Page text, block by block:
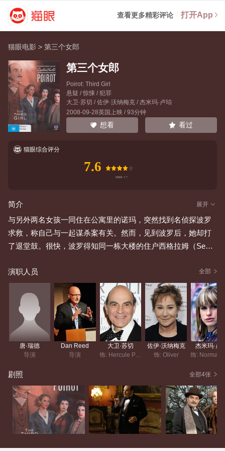
查看更多精彩评论 打开App
猫眼电影 >第三个女郎
第三个女郎
Poirot: Third Girl
悬疑 / 惊悚 / 犯罪
大卫·苏切 /佐伊·沃纳梅克/杰米玛·卢珀
2008-09-28英国上映 / 93分钟
想看 看过
猫眼综合评分
7.6
简介 展开
与另外两名女孩一同住在公寓里的诺玛，突然找到名侦探波罗
求救，称自己与一起谋杀案有关。然而，见到波罗后，她却打
了退堂鼓。很快，波罗得知同一栋大楼的住户西格拉姆（Seagr
与诺玛有关吗？诺玛究竟知道些什么呢？
演职人员 全部
唐·瑞德
导演
Dan Reed
导演
大卫·苏切
饰: Hercule Poirot
佐伊·沃纳梅克
饰: Oliver
杰米玛·卢
剧照 全部4张